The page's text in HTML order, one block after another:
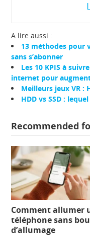
A lire aussi :
13 méthodes pour
sans s’abonner
Les 10 KPIS à
internet pour
Meilleurs jeux VR :
HDD vs SSD :
Recommended
Comment allumer
téléphone sans
d’allumage